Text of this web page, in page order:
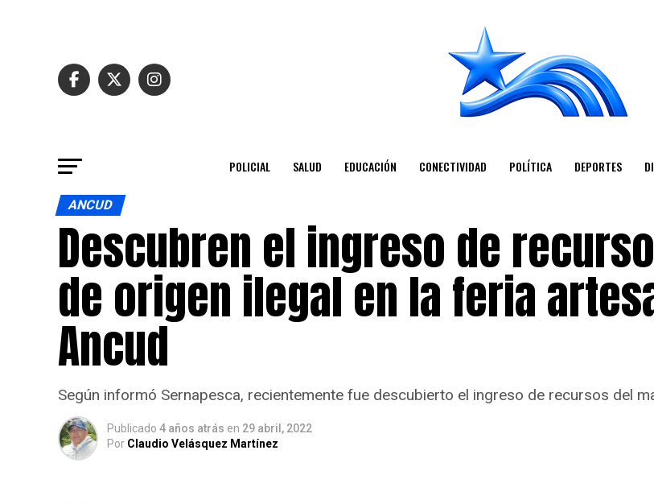
POLICIAL SALUD EDUCACIÓN CONECTIVIDAD POLÍTICA DEPORTES
ANCUD
Descubren el ingreso de
de origen ilegal en la feria
Ancud
Según informó Sernapesca, recientemente fue descubierto el ingreso de recursos del
Publicado 4 años atrás en 29 abril, 2022
Por Claudio Velásquez Martínez